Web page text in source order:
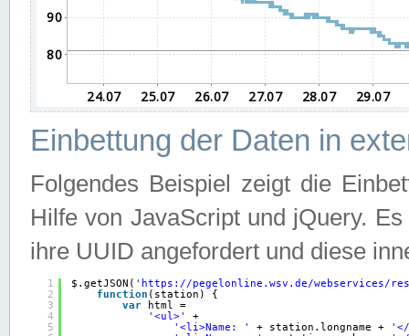
Einbettung der Daten in
Folgendes Beispiel zeigt die
Hilfe von JavaScript und jQuery.
ihre UUID angefordert und diese
1
2
3
4
5
$.getJSON( ' https://pegelonline.wsv.de/webservices/
function (station) {
var
html =
'<ul>'
+
'<li>Name: '
+ station.longname +